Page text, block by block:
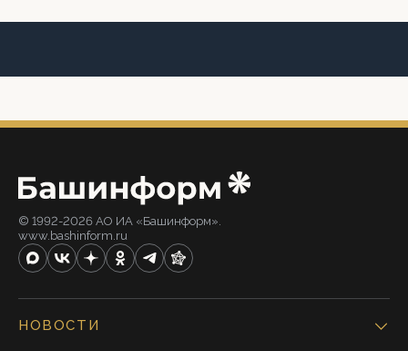
© 1992-2026 АО ИА «Башинформ».
www.bashinform.ru
НОВОСТИ